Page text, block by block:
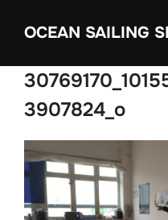
OCEAN SAILING
3907824_o